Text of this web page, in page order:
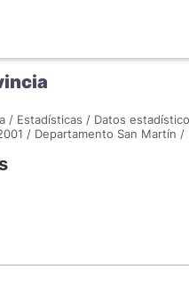
/ Estadísticas / Datos
/ Departamento San Martín /